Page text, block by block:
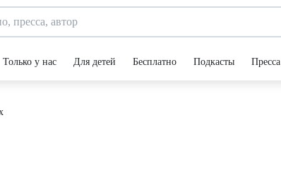
Только у нас Для детей Бесплатно Подкасты Пресса